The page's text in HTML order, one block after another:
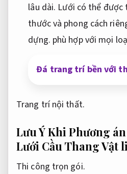
lâu dài. Lưới có thể được
thước và phong cách
dựng. phù hợp với mọi
Đá trang trí bền với
Trang trí nội thất.
Lưu Ý Khi Phương
Lưới Cầu ThangVật
Thi công trọn gói.